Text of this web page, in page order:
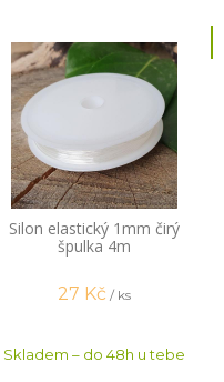
Silon elastický 1mm čirý
špulka 4m
27 Kč / ks
Skladem – do 48h u tebe